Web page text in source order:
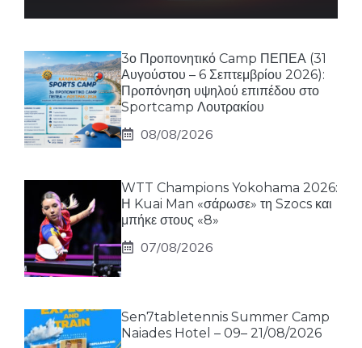
3ο Προπονητικό Camp ΠΕΠΕΑ (31
Αυγούστου – 6 Σεπτεμβρίου 2026):
Προπόνηση υψηλού επιπέδου στο
Sportcamp Λουτρακίου
08/08/2026
WTT Champions Yokohama 2026:
Η Kuai Man «σάρωσε» τη Szocs και
μπήκε στους «8»
07/08/2026
Sen7tabletennis Summer Camp
Naiades Hotel – 09– 21/08/2026